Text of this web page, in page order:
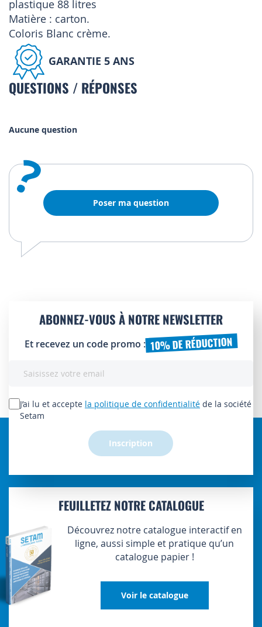
plastique 88 litres
Matière : carton.
Coloris Blanc crème.
GARANTIE 5 ANS
QUESTIONS / RÉPONSES
Aucune question
? Poser ma question
ABONNEZ-VOUS À NOTRE NEWSLETTER
Et recevez un code promo : 10% DE RÉDUCTION
lettre
d’information
J’ai lu et accepte la politique de confidentialité de la société
Setam
Inscription
FEUILLETEZ NOTRE CATALOGUE
Découvrez notre catalogue interactif en
ligne, aussi simple et pratique qu’un
catalogue papier !
Voir le catalogue